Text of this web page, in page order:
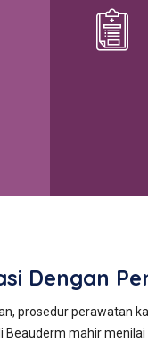
Dengan
prosedur perawatan
mahir